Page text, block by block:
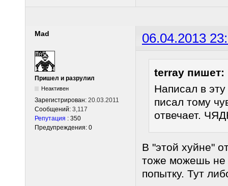
Mad 06.04.2013
Пришел и разрулил
Неактивен
Зарегистрирован: 20.03.2011
Сообщений: 3,117
Репутация : 350
Предупреждения: 0
terray пишет:
Написал в
писал тому
отвечает.
В "этой хуйне"
тоже можешь не
попытку. Тут